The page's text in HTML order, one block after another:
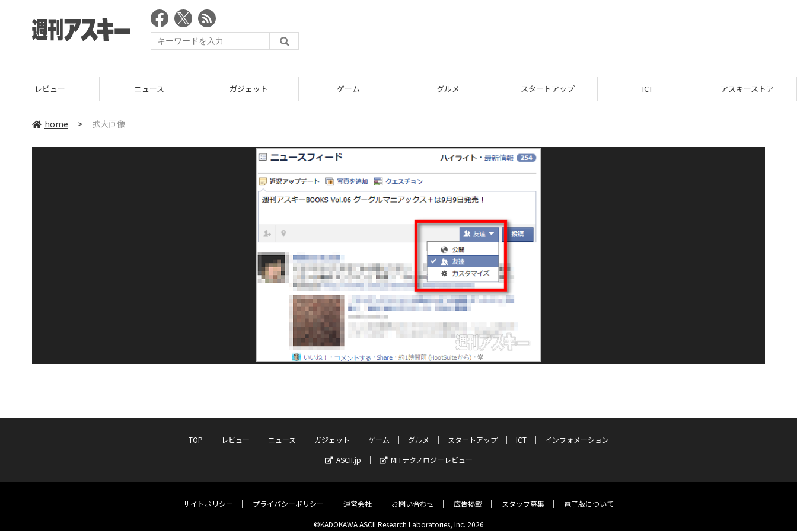
レビュー ニュース ガジェット ゲーム グルメ スタートアップ ICT アスキーストア
home > 拡大画像
TOP レビュー ニュース ガジェット ゲーム グルメ スタートアップ ICT
インフォメーション
ASCII.jp
MITテクノロジーレビュー
サイトポリシー プライバシーポリシー 運営会社 お問い合わせ 広告掲載 スタッフ募集 電子版について
©KADOKAWA ASCII Research Laboratories, Inc. 2026